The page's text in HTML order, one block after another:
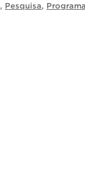
, Pesquisa,